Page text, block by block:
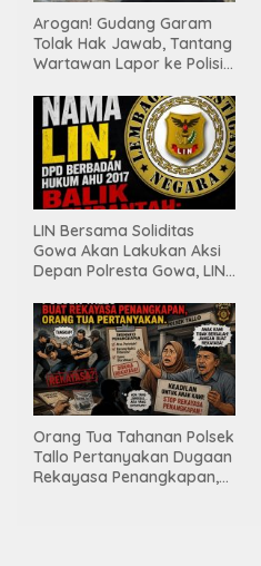
Arogan! Gudang Garam
Tolak Hak Jawab, Tantang
Wartawan Lapor ke Polisi
LIN Bersama Soliditas
Gowa Akan Lakukan Aksi
Depan Polresta Gowa, LIN
Ge’eran Nama
Lembaganya Di Catut
Orang Tua Tahanan Polsek
Tallo Pertanyakan Dugaan
Rekayasa Penangkapan,